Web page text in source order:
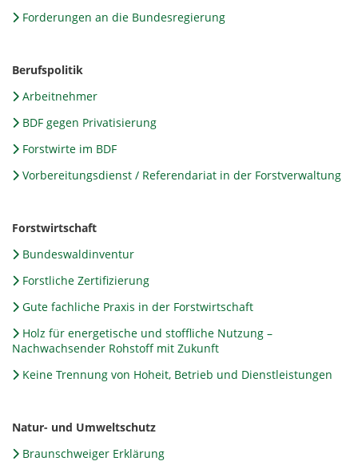
Forderungen an die Bundesregierung
Berufspolitik
Arbeitnehmer
BDF gegen Privatisierung
Forstwirte im BDF
Vorbereitungsdienst / Referendariat in der Forstverwaltung
Forstwirtschaft
Bundeswaldinventur
Forstliche Zertifizierung
Gute fachliche Praxis in der Forstwirtschaft
Holz für energetische und stoffliche Nutzung –
Nachwachsender Rohstoff mit Zukunft
Keine Trennung von Hoheit, Betrieb und Dienstleistungen
Natur- und Umweltschutz
Braunschweiger Erklärung